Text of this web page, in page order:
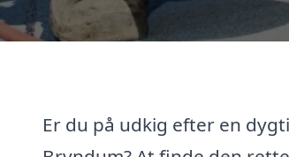
Er du på udkig efter en